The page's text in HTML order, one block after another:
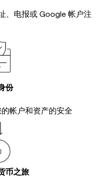
、电报或 Google 帐户注
份
帐户和资产的安全
币之旅